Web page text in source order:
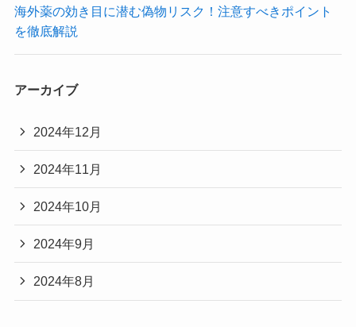
海外薬の効き目に潜む偽物リスク！注意すべきポイント
を徹底解説
アーカイブ
2024年12月
2024年11月
2024年10月
2024年9月
2024年8月